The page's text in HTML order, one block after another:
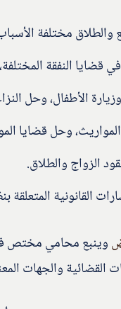
والطلاق مختلفة
قضايا النفقة
الأطفال، وحل
وحل قضايا
الزواج والطلاق.
القانونية
وينبع محامي مختص في
القضائية والجهات